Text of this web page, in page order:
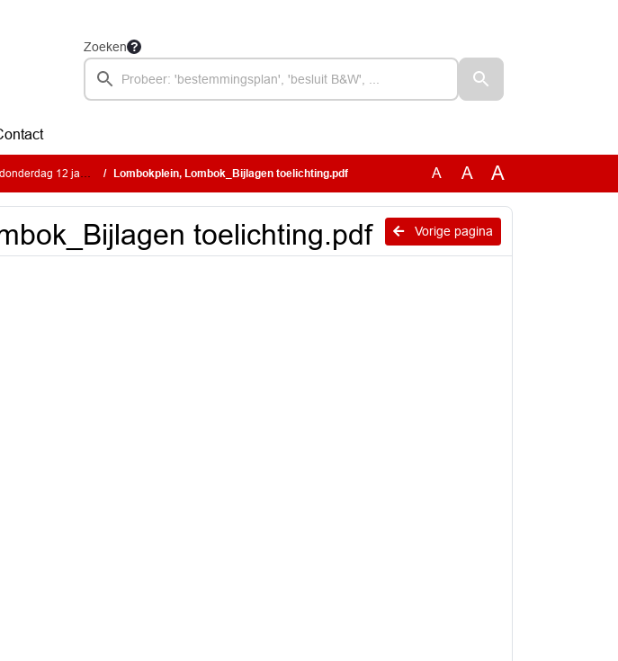
Zoeken
12 januari 2023) Lombokplein, Lombok_Bijlagen toelichting.pdf A A A
Vorige pagina
toelichting.pdf